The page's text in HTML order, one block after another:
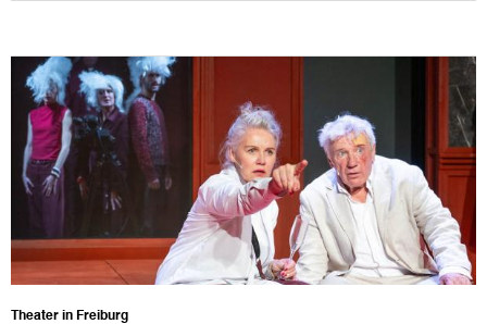
Theater in Freiburg